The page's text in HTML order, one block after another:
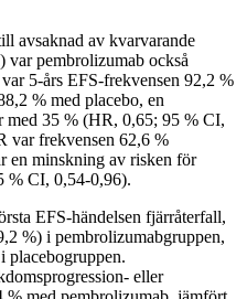
avsaknad av kvarvarande
var pembrolizumab också
5-års EFS-frekvensen 92,2 %
% med placebo, en
med 35 % (HR, 0,65; 95 % CI,
var frekvensen 62,6 %
en minskning av risken för
% CI, 0,54-0,96).
EFS-händelsen fjärråterfall,
%) i pembrolizumabgruppen,
placebogruppen.
eller